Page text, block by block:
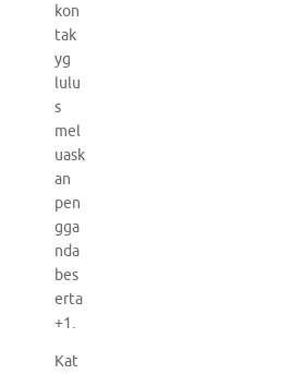
kon
tak
yg
lulu
s
mel
uask
an
pen
gga
nda
bes
erta
+1.
Kat